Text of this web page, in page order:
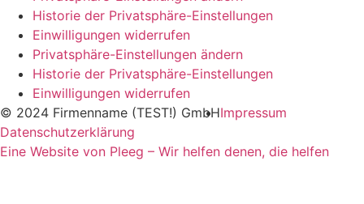
Historie der Privatsphäre-Einstellungen
Einwilligungen widerrufen
Privatsphäre-Einstellungen ändern
Historie der Privatsphäre-Einstellungen
Einwilligungen widerrufen
© 2024 Firmenname (TEST!) GmbHImpressum
Datenschutzerklärung
Eine Website von Pleeg – Wir helfen denen, die helfen